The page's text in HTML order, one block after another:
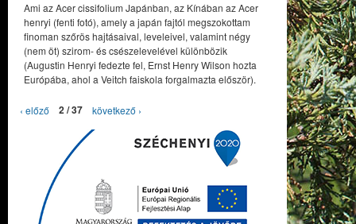
Ami az Acer cissifolium Japánban, az Kínában az Acer
henryi (fenti fotó), amely a japán fajtól megszokottam
finoman szőrös hajtásaival, leveleivel, valamint négy
(nem öt) szirom- és csészelevelével különbözik
(Augustin Henryi fedezte fel, Ernst Henry Wilson hozta
Európába, ahol a Veitch faiskola forgalmazta először).
‹ előző 2 / 37 következő ›